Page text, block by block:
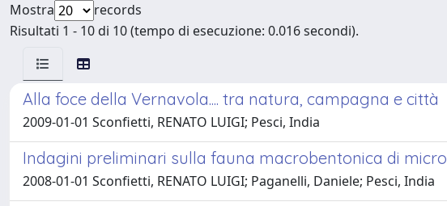
Mostra
records
Risultati 1 - 10 di 10 (tempo di esecuzione: 0.016 secondi).
Alla foce della Vernavola.... tra natura, campagna e città
2009-01-01 Sconfietti, RENATO LUIGI; Pesci, India
Indagini preliminari sulla fauna macrobentonica di
2008-01-01 Sconfietti, RENATO LUIGI; Paganelli, Daniele; Pesci, India